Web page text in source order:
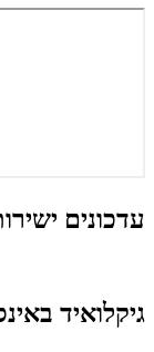
עדכונים
גיקלואיד